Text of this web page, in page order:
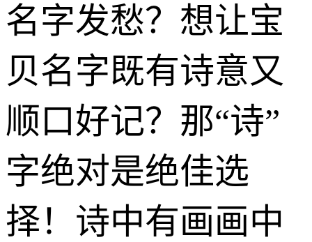
名字发愁？想让宝
贝名字既有诗意又
顺口好记？那“诗”
字绝对是绝佳选
择！诗中有画画中